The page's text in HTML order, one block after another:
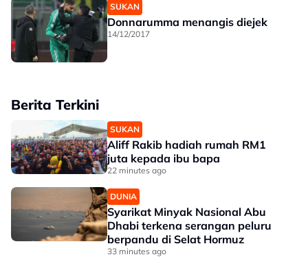
SUKAN
Donnarumma menangis diejek
14/12/2017
Berita Terkini
SUKAN
Aliff Rakib hadiah rumah RM1
juta kepada ibu bapa
22 minutes ago
DUNIA
Syarikat Minyak Nasional Abu
Dhabi terkena serangan peluru
berpandu di Selat Hormuz
33 minutes ago